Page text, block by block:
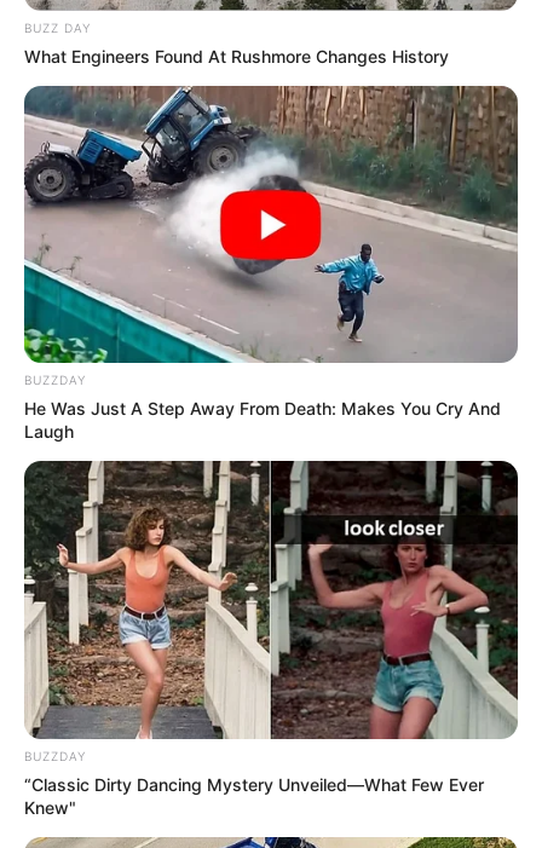
ΔΗΜΟΦΙΛΗ ΑΡΘΡΑ
Συνέντευξη Alexander Dugin σχολιάζοντας
τον λόγο Πούτιν: Είναι η έναρξη της
Νικηφόρας...
Κυριακή, 2 Οκτωβρίου 2022, 13:05
Συνέντευξη Alexander Dugin σχολιάζοντας τον...
BUZZ DAY
What Engineers Found At Rushmore Changes History
BUZZDAY
He Was Just A Step Away From Death: Makes You Cry And
Laugh
BUZZDAY
“Classic Dirty Dancing Mystery Unveiled—What Few Ever
Knew"